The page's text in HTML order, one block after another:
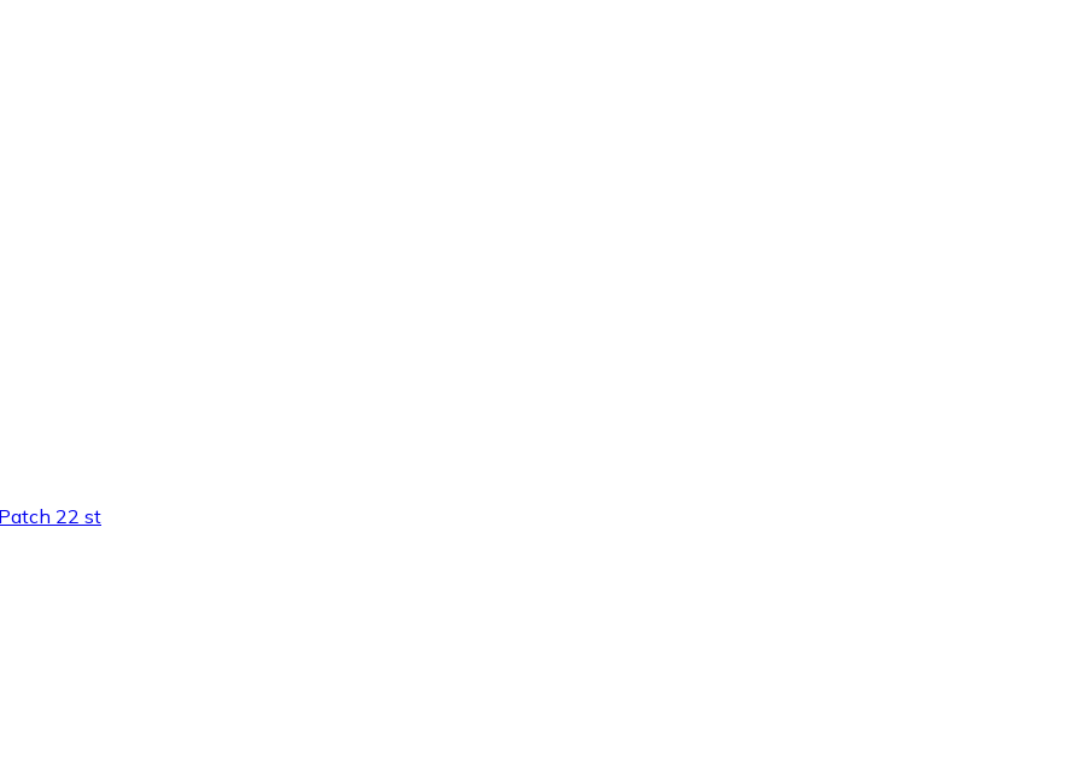
22 st